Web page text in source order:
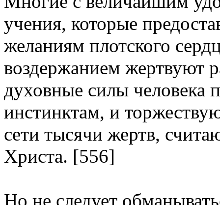
учения, которые
желаниям плотского
воздержанием жертвуют
духовные силы человека
инстинктам, и
сети тысячи жертв,
Христа. [556]
Но не следует